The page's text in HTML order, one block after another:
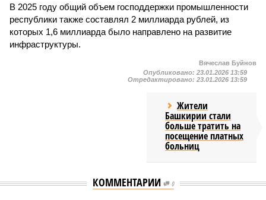
В 2025 году общий объем господдержки промышленности
республики также составлял 2 миллиарда рублей, из
которых 1,6 миллиарда было направлено на развитие
инфраструктуры.
Вячеслав Буйнов
Опубликовано: 23.01.2026 13:59
Отредактировано: 23.01.2026 13:59
Жители
Башкирии стали
больше тратить на
посещение платных
больниц
КОММЕНТАРИИ 0